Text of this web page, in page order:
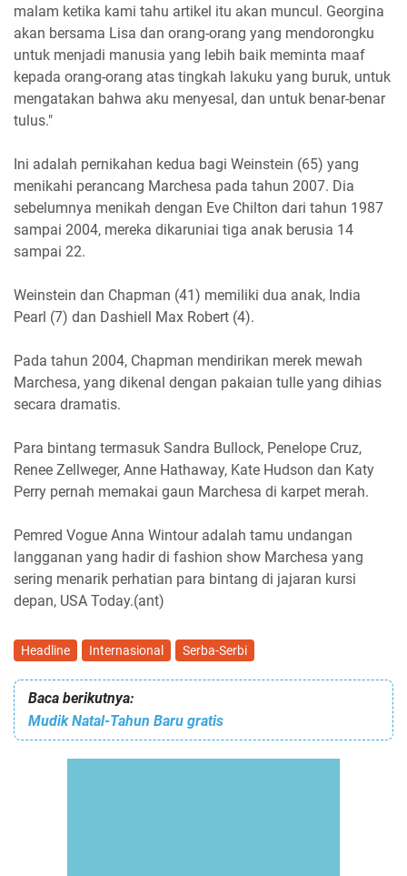
malam ketika kami tahu artikel itu akan muncul. Georgina
akan bersama Lisa dan orang-orang yang mendorongku
untuk menjadi manusia yang lebih baik meminta maaf
kepada orang-orang atas tingkah lakuku yang buruk, untuk
mengatakan bahwa aku menyesal, dan untuk benar-benar
tulus."
Ini adalah pernikahan kedua bagi Weinstein (65) yang
menikahi perancang Marchesa pada tahun 2007. Dia
sebelumnya menikah dengan Eve Chilton dari tahun 1987
sampai 2004, mereka dikaruniai tiga anak berusia 14
sampai 22.
Weinstein dan Chapman (41) memiliki dua anak, India
Pearl (7) dan Dashiell Max Robert (4).
Pada tahun 2004, Chapman mendirikan merek mewah
Marchesa, yang dikenal dengan pakaian tulle yang dihias
secara dramatis.
Para bintang termasuk Sandra Bullock, Penelope Cruz,
Renee Zellweger, Anne Hathaway, Kate Hudson dan Katy
Perry pernah memakai gaun Marchesa di karpet merah.
Pemred Vogue Anna Wintour adalah tamu undangan
langganan yang hadir di fashion show Marchesa yang
sering menarik perhatian para bintang di jajaran kursi
depan, USA Today.(ant)
Headline Internasional Serba-Serbi
Baca berikutnya:
Mudik Natal-Tahun Baru gratis